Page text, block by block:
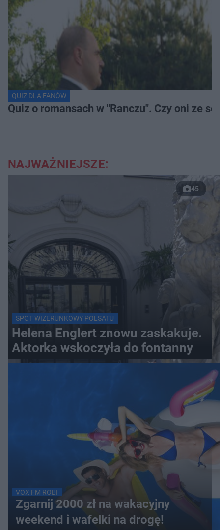
QUIZ DLA FANÓW
Quiz o romansach w "Ranczu". Czy oni ze
NAJWAŻNIEJSZE:
45
SPOT WIZERUNKOWY POLSATU
Helena Englert znowu zaskakuje.
Aktorka wskoczyła do fontanny
VOX FM ROBI
Zgarnij 2000 zł na wakacyjny
weekend i wafelki na drogę!